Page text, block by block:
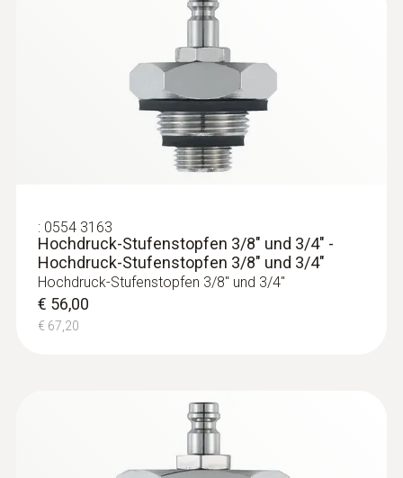
: 0554 3163
Hochdruck-Stufenstopfen 3/8" und 3/4" -
Hochdruck-Stufenstopfen 3/8" und 3/4"
Hochdruck-Stufenstopfen 3/8" und 3/4"
€ 56,00
€ 67,20